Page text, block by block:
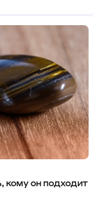
кому он подходит